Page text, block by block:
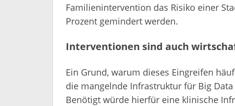
Familienintervention das Risiko einer
Prozent gemindert werden.
Interventionen sind auch
Ein Grund, warum dieses Eingreifen
die mangelnde Infrastruktur für Big
Benötigt würde hierfür eine klinische